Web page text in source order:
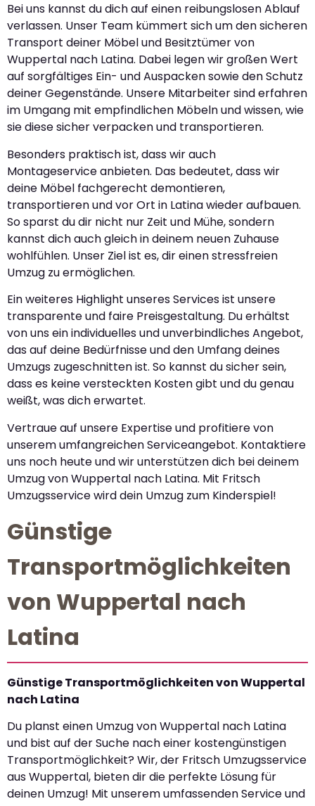
Bei uns kannst du dich auf einen reibungslosen Ablauf
verlassen. Unser Team kümmert sich um den sicheren
Transport deiner Möbel und Besitztümer von
Wuppertal nach Latina. Dabei legen wir großen Wert
auf sorgfältiges Ein- und Auspacken sowie den Schutz
deiner Gegenstände. Unsere Mitarbeiter sind erfahren
im Umgang mit empfindlichen Möbeln und wissen, wie
sie diese sicher verpacken und transportieren.
Besonders praktisch ist, dass wir auch
Montageservice anbieten. Das bedeutet, dass wir
deine Möbel fachgerecht demontieren,
transportieren und vor Ort in Latina wieder aufbauen.
So sparst du dir nicht nur Zeit und Mühe, sondern
kannst dich auch gleich in deinem neuen Zuhause
wohlfühlen. Unser Ziel ist es, dir einen stressfreien
Umzug zu ermöglichen.
Ein weiteres Highlight unseres Services ist unsere
transparente und faire Preisgestaltung. Du erhältst
von uns ein individuelles und unverbindliches Angebot,
das auf deine Bedürfnisse und den Umfang deines
Umzugs zugeschnitten ist. So kannst du sicher sein,
dass es keine versteckten Kosten gibt und du genau
weißt, was dich erwartet.
Vertraue auf unsere Expertise und profitiere von
unserem umfangreichen Serviceangebot. Kontaktiere
uns noch heute und wir unterstützen dich bei deinem
Umzug von Wuppertal nach Latina. Mit Fritsch
Umzugsservice wird dein Umzug zum Kinderspiel!
Günstige
Transportmöglichkeiten
von Wuppertal nach
Latina
Günstige Transportmöglichkeiten von Wuppertal
nach Latina
Du planst einen Umzug von Wuppertal nach Latina
und bist auf der Suche nach einer kostengünstigen
Transportmöglichkeit? Wir, der Fritsch Umzugsservice
aus Wuppertal, bieten dir die perfekte Lösung für
deinen Umzug! Mit unserem umfassenden Service und